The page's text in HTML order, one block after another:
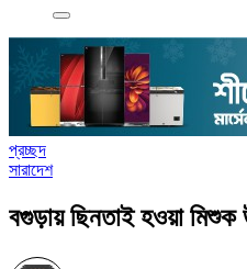
প্রচ্ছদ
সারাদেশ
বগুড়ায় ছিনতাই হওয়া